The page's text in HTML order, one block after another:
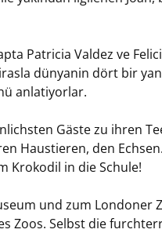
Patricia Valdez ve
dünyanin dört bir
anlatiyorlar.
Gäste zu ihren
Haustieren, den
Krokodil in die Schule!
und zum Londoner
Zoos. Selbst die